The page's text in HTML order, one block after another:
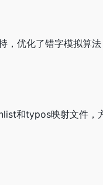
优化了错字模拟算
和typos映射文件，